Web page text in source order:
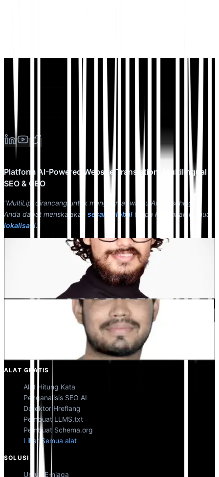
Platform AI-Powered Website Translation, Multilingual
SEO & GEO
"MultiLipi dirancang untuk menghemat waktu Anda, sehingga
Anda dapat menskalakan secara global tanpa kerumitan manual
lokalisasi."
Co-Founder @MultiLipi
Kunal Singh Shekhawat
ALAT GRATIS
Alat Hitung Kata
Penganalisis SEO AI
Detektor Hreflang
Pembuat LLMS.txt
Pembuat Schema.org
Lihat Semua alat
SOLUSI
Untuk E-niaga